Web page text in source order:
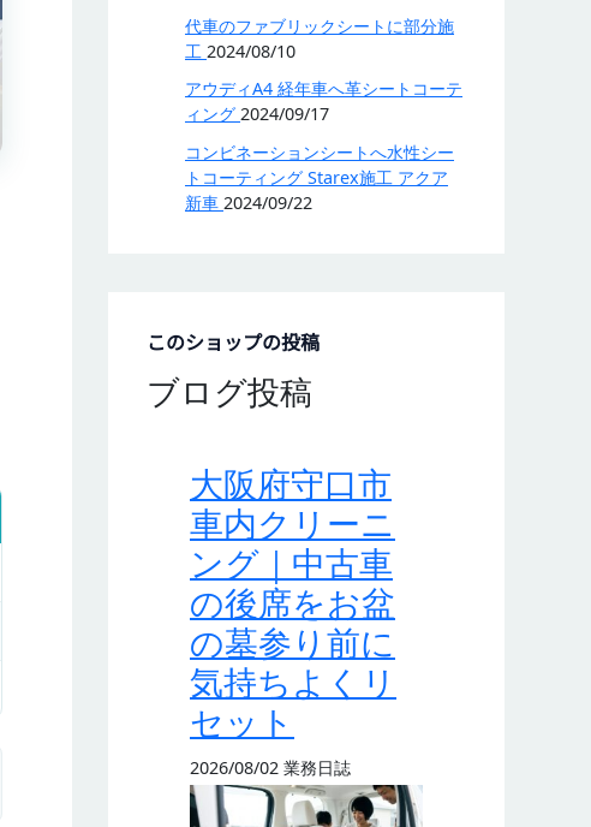
代車のファブリックシートに部分施
工 2024/08/10
アウディA4 経年車へ革シートコーテ
ィング 2024/09/17
コンビネーションシートへ水性シー
トコーティング Starex施工 アクア
新車 2024/09/22
このショップの投稿
ブログ投稿
大阪府守口市
車内クリーニ
ング｜中古車
の後席をお盆
の墓参り前に
気持ちよくリ
セット
2026/08/02 業務日誌